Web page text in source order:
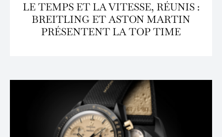
LE TEMPS ET LA VITESSE, RÉUNIS :
BREITLING ET ASTON MARTIN
PRÉSENTENT LA TOP TIME